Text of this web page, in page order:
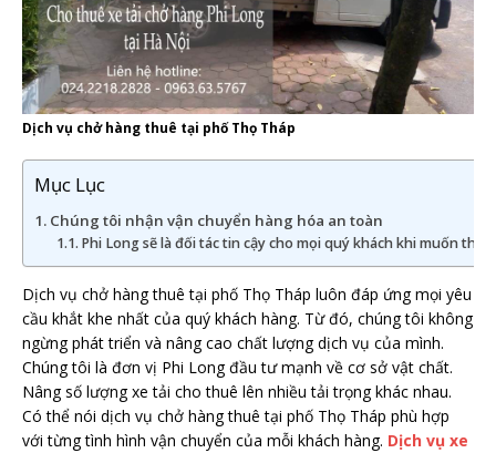
Dịch vụ chở hàng thuê tại phố Thọ Tháp
Mục Lục
Chúng tôi nhận vận chuyển hàng hóa an toàn
Phi Long sẽ là đối tác tin cậy cho mọi quý khách khi muốn thuê
Dịch vụ chở hàng thuê tại phố Thọ Tháp luôn đáp ứng mọi yêu
cầu khắt khe nhất của quý khách hàng. Từ đó, chúng tôi không
ngừng phát triển và nâng cao chất lượng dịch vụ của mình.
Chúng tôi là đơn vị Phi Long đầu tư mạnh về cơ sở vật chất.
Nâng số lượng xe tải cho thuê lên nhiều tải trọng khác nhau.
Có thể nói dịch vụ chở hàng thuê tại phố Thọ Tháp phù hợp
với từng tình hình vận chuyển của mỗi khách hàng. Dịch vụ xe